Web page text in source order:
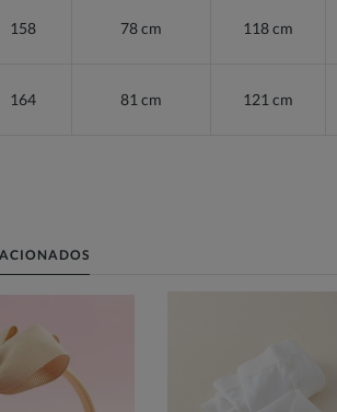
158 78 cm 118 cm
164 81 cm 121 cm